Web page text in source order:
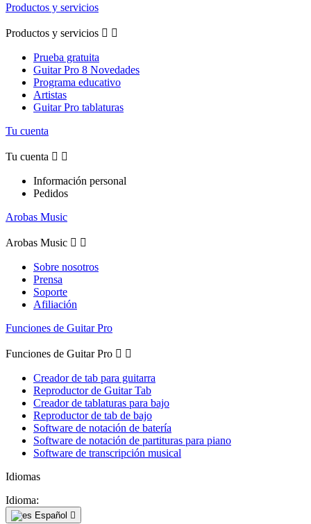
Productos y servicios
Productos y servicios  
Prueba gratuita
Guitar Pro 8 Novedades
Programa educativo
Artistas
Guitar Pro tablaturas
Tu cuenta
Tu cuenta  
Información personal
Pedidos
Arobas Music
Arobas Music  
Sobre nosotros
Prensa
Soporte
Afiliación
Funciones de Guitar Pro
Funciones de Guitar Pro  
Creador de tab para guitarra
Reproductor de Guitar Tab
Creador de tablaturas para bajo
Reproductor de tab de bajo
Software de notación de batería
Software de notación de partituras para piano
Software de transcripción musical
Idiomas
Idioma:
Español 